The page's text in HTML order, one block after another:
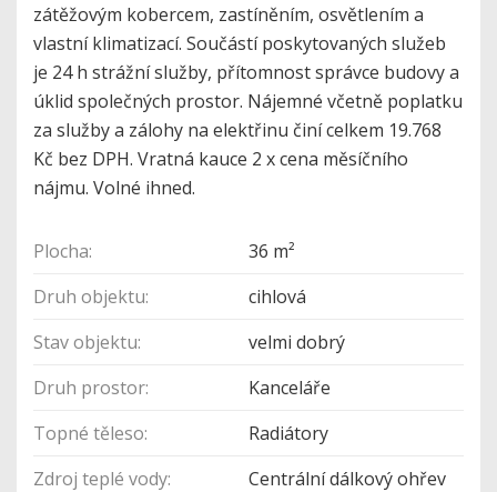
zátěžovým kobercem, zastíněním, osvětlením a
vlastní klimatizací. Součástí poskytovaných služeb
je 24 h strážní služby, přítomnost správce budovy a
úklid společných prostor. Nájemné včetně poplatku
za služby a zálohy na elektřinu činí celkem 19.768
Kč bez DPH. Vratná kauce 2 x cena měsíčního
nájmu. Volné ihned.
Plocha:
36 m²
Druh objektu:
cihlová
Stav objektu:
velmi dobrý
Druh prostor:
Kanceláře
Topné těleso:
Radiátory
Zdroj teplé vody:
Centrální dálkový ohřev